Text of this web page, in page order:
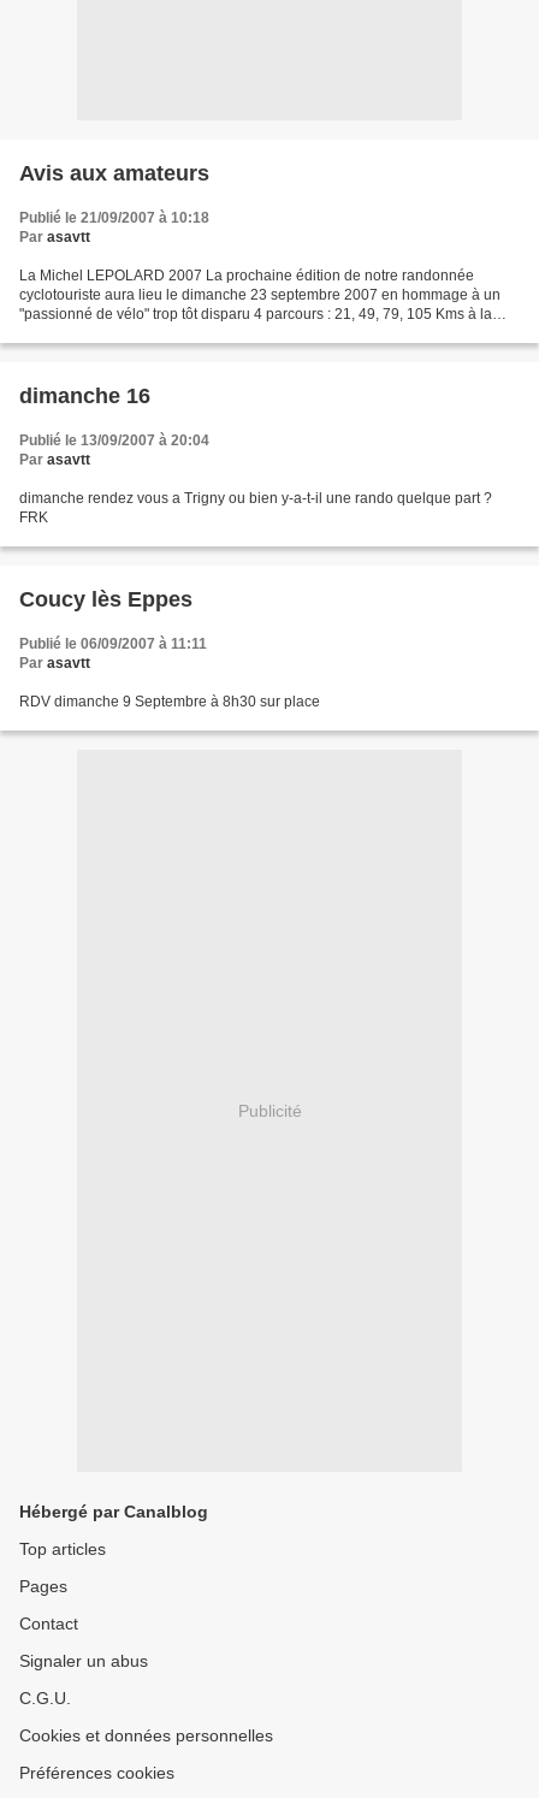
Avis aux amateurs
Publié le 21/09/2007 à 10:18
Par asavtt
La Michel LEPOLARD 2007 La prochaine édition de notre randonnée
cyclotouriste aura lieu le dimanche 23 septembre 2007 en hommage à un
"passionné de vélo" trop tôt disparu 4 parcours : 21, 49, 79, 105 Kms à la
dimanche 16
Publié le 13/09/2007 à 20:04
Par asavtt
dimanche rendez vous a Trigny ou bien y-a-t-il une rando quelque part ?
FRK
Coucy lès Eppes
Publié le 06/09/2007 à 11:11
Par asavtt
RDV dimanche 9 Septembre à 8h30 sur place
Publicité
Hébergé par Canalblog
Top articles
Pages
Contact
Signaler un abus
C.G.U.
Cookies et données personnelles
Préférences cookies